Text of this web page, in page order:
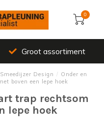
0
Top kwaliteit
Smeedijzer Design / Onder en
boven een lepe hoek
trap rechtsom
lepe hoek